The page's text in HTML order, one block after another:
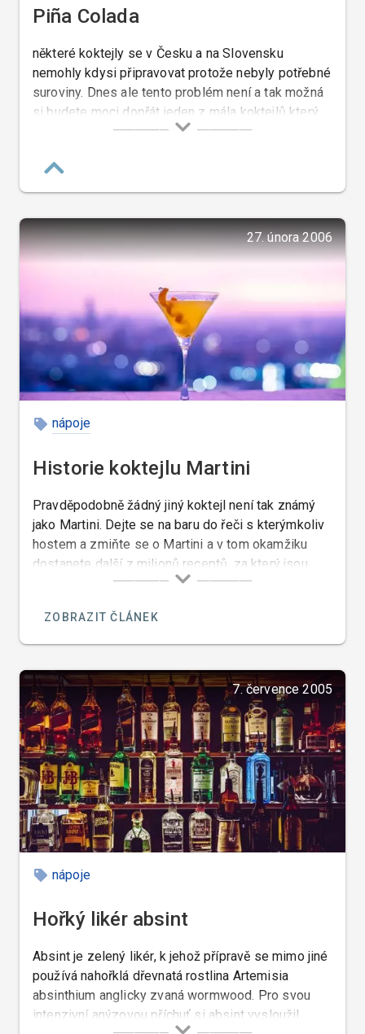
Piña Colada
některé koktejly se v Česku a na Slovensku
nemohly kdysi připravovat protože nebyly potřebné
suroviny. Dnes ale tento problém není a tak možná
si budete moci dopřát jeden z mála koktejlů který
chutná i mně a to je Piña Colada.
27. února 2006
nápoje
Historie koktejlu Martini
Pravděpodobně žádný jiný koktejl není tak známý
jako Martini. Dejte se na baru do řeči s kterýmkoliv
hostem a zmiňte se o Martini a v tom okamžiku
dostanete další z milionů receptů, za který jsou
jeho vyznavači ochotni bojovat.
ZOBRAZIT ČLÁNEK
7. července 2005
nápoje
Hořký likér absint
Absint je zelený likér, k jehož přípravě se mimo jiné
používá nahořklá dřevnatá rostlina Artemisia
absinthium anglicky zvaná wormwood. Pro svou
intenzivní anýzovou příchuť si absint vysloužil